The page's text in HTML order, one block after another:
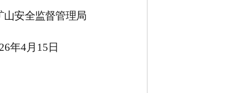
山安全监督管理局
年4月 15 日